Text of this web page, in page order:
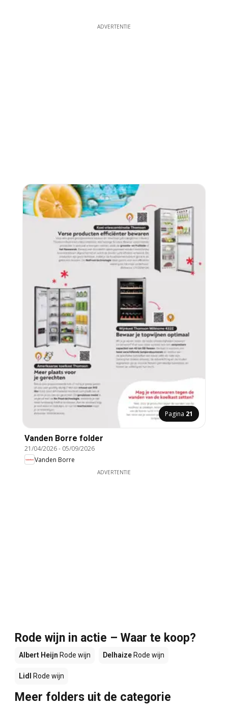
ADVERTENTIE
Pagina 21
Vanden Borre folder
21/04/2026- 05/09/2026
Vanden Borre
ADVERTENTIE
Rode wijn in actie – Waar te koop?
Albert Heijn Rode wijn Delhaize Rode wijn
Lidl Rode wijn
Meer folders uit de categorie